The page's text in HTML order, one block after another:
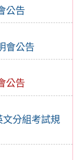
公告
會公告
公告
分組考試規